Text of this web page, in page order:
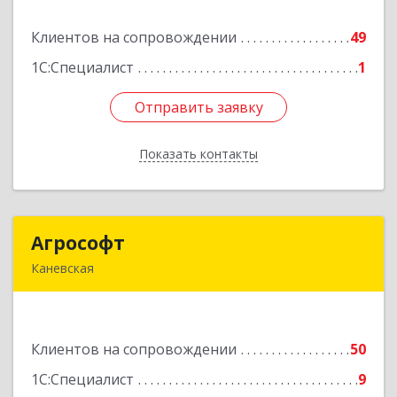
Клиентов на сопровождении
49
1С:Специалист
1
Отправить заявку
Показать контакты
Подробнее
Отправить заявку
Назад
Агрософт
Каневская
Клиентов на сопровождении
50
1С:Специалист
9
Подробнее